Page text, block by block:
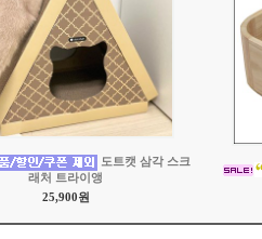
도트캣 삼각 스크
래처 트라이앵
25,900원